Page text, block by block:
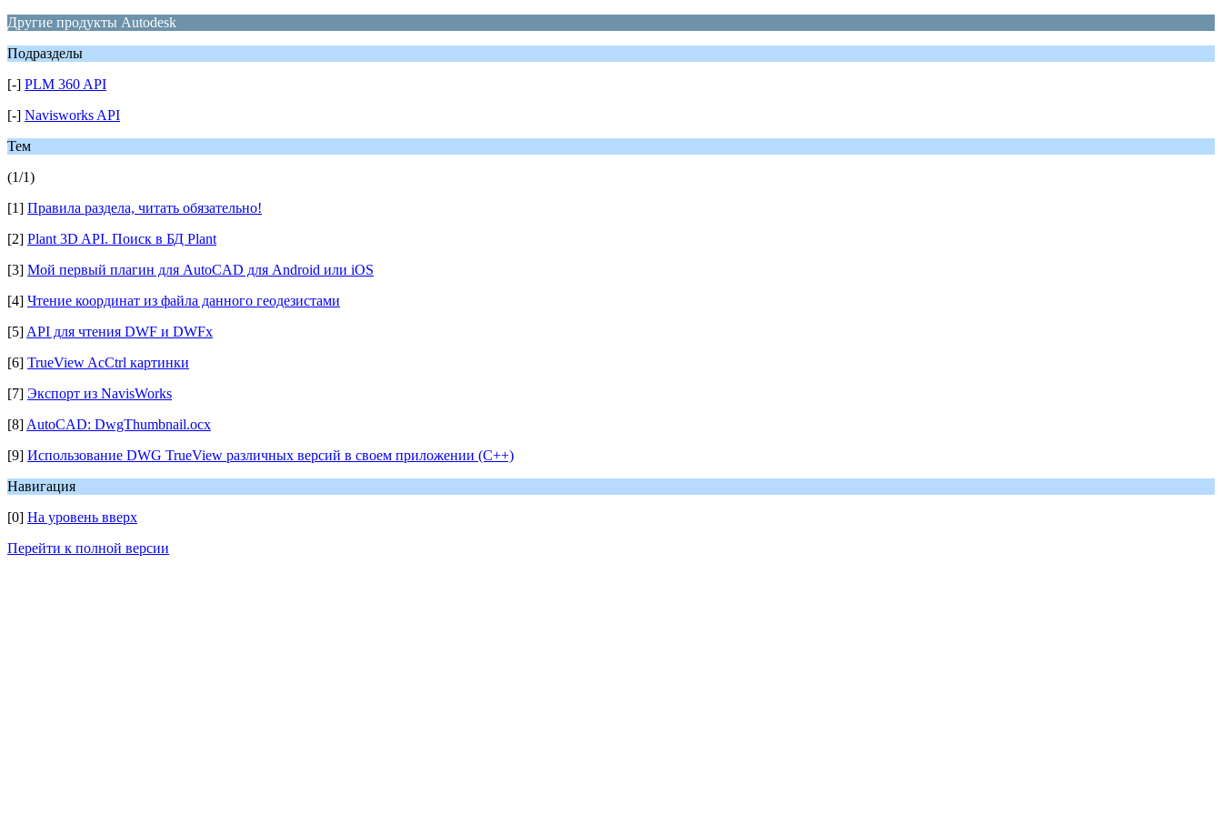
Другие продукты Autodesk
Подразделы
[-] PLM 360 API
[-] Navisworks API
Тем
(1/1)
[1] Правила раздела, читать обязательно!
[2] Plant 3D API. Поиск в БД Plant
[3] Мой первый плагин для AutoCAD для Android или iOS
[4] Чтение координат из файла данного геодезистами
[5] API для чтения DWF и DWFx
[6] TrueView AcCtrl картинки
[7] Экспорт из NavisWorks
[8] AutoCAD: DwgThumbnail.ocx
[9] Использование DWG TrueView различных версий в своем приложении (С++)
Навигация
[0] На уровень вверх
Перейти к полной версии